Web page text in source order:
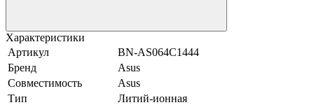
Характеристики
Артикул
BN-AS064C1444
Бренд
Asus
Совместимость
Asus
Тип
Литий-ионная